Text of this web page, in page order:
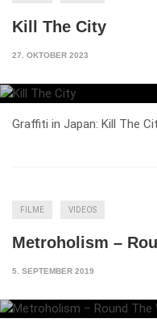
Kill The City
27. OKTOBER 2023
Graffiti in Japan: Kill The
FILME VIDEOS
Metroholism –
5. SEPTEMBER 2019